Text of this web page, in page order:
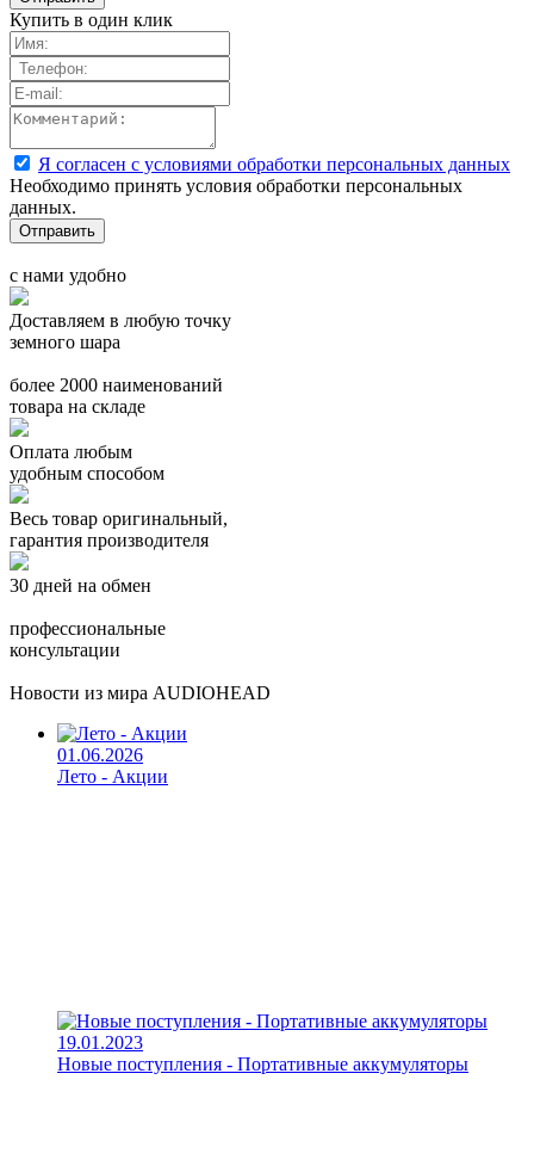
Купить в один клик
Я согласен с условиями обработки персональных данных
Необходимо принять условия обработки персональных
данных.
с нами удобно
Доставляем в любую точку
земного шара
более 2000 наименований
товара на складе
Оплата любым
удобным способом
Весь товар оригинальный,
гарантия производителя
30 дней на обмен
профессиональные
консультации
Новости из мира AUDIOHEAD
01.06.2026
Лето - Акции
19.01.2023
Новые поступления - Портативные аккумуляторы